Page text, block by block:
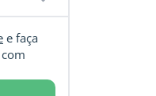
e faça